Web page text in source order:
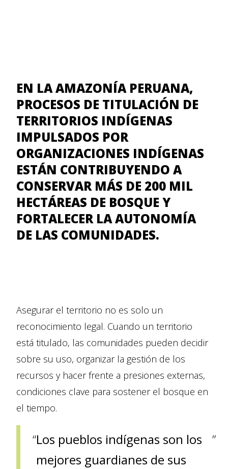
EN LA AMAZONÍA PERUANA,
PROCESOS DE TITULACIÓN DE
TERRITORIOS INDÍGENAS
IMPULSADOS POR
ORGANIZACIONES INDÍGENAS
ESTÁN CONTRIBUYENDO A
CONSERVAR MÁS DE 200 MIL
HECTÁREAS DE BOSQUE Y
FORTALECER LA AUTONOMÍA
DE LAS COMUNIDADES.
Asegurar el territorio no es solo un
reconocimiento legal. Cuando un territorio
está titulado, las comunidades pueden decidir
sobre su uso, organizar la gestión de los
recursos y hacer frente a presiones externas,
condiciones clave para sostener el bosque en
el tiempo.
Los pueblos indígenas son los
mejores guardianes de sus